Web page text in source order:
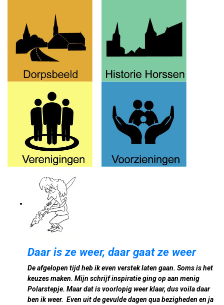
Na de rondgang langs de kramen kunnen de
bezoekers genieten van een lekker drankje op het
boerderijterras én huisgemaakte appeltaart.
De Boerenmarkt wordt gehouden op het terrein
te Horssen. U bent elke donderdagavond welkom
Daar is ze weer, daar gaat ze weer
De afgelopen tijd heb ik even verstek laten gaan. Soms is het
keuzes maken. Mijn schrijf inspiratie ging op aan menig
Polarstepje. Maar dat is voorlopig weer klaar, dus voila daar
ben ik weer. Even uit de gevulde dagen qua bezigheden en ja